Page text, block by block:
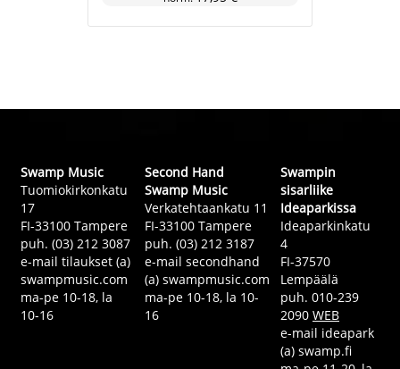
Swamp Music
Tuomiokirkonkatu
17
FI-33100 Tampere
puh. (03) 212 3087
e-mail tilaukset (a)
swampmusic.com
ma-pe 10-18, la
10-16
Second Hand
Swamp Music
Verkatehtaankatu 11
FI-33100 Tampere
puh. (03) 212 3187
e-mail secondhand
(a) swampmusic.com
ma-pe 10-18, la 10-
16
Swampin
sisarliike
Ideaparkissa
Ideaparkinkatu
4
FI-37570
Lempäälä
puh. 010-239
2090 WEB
e-mail ideapark
(a) swamp.fi